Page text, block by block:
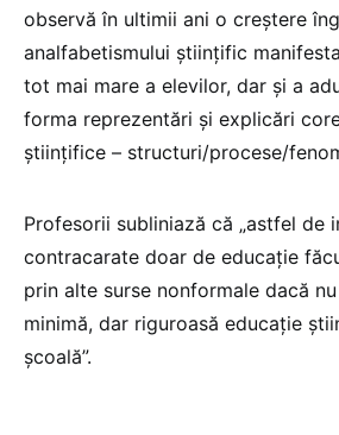
observă în ultimii ani o creștere
analfabetismului științific
tot mai mare a elevilor, dar și a
forma reprezentări și explicări
științifice – structuri/procese/
Profesorii subliniază că „astfel de
contracarate doar de educație
prin alte surse nonformale dacă
minimă, dar riguroasă educație
școală”.